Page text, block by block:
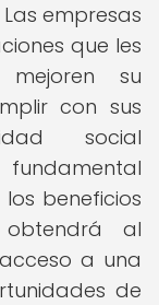
empresas
que les
mejoren su
con sus
social
beneficios
al
a una
de